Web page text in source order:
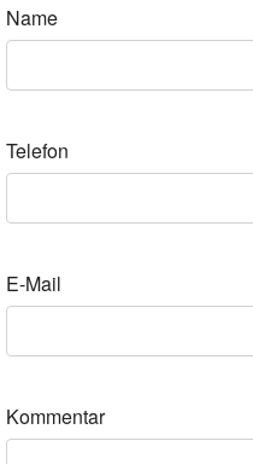
Name
Telefon
E-Mail
Kommentar